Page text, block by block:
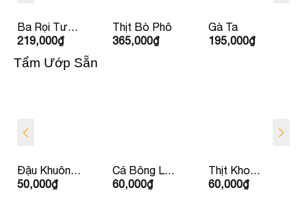
Ba Rọi Tươi
Ít Béo Babi
HAGL
219,000₫
Thịt Bò Phô
365,000₫
Gà Ta
195,000₫
Tẩm Ướp Sẵn
Đậu Khuôn
Nhồi Thịt
50,000₫
Cá Bông Lau
Kho Tộ
60,000₫
Thịt Kho
Dưa
60,000₫